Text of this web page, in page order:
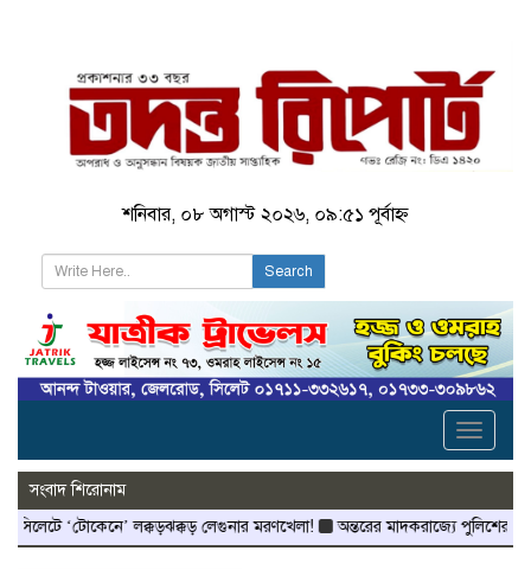
শনিবার, ০৮ অগাস্ট ২০২৬, ০৯:৫১ পূর্বাহ্ন
Search
Toggle
সংবাদ শিরোনাম
লক্কড়ঝক্কড় লেগুনার মরণখেলা!
অন্তরের মাদকরাজ্যে পুলিশের আইওয়াশ